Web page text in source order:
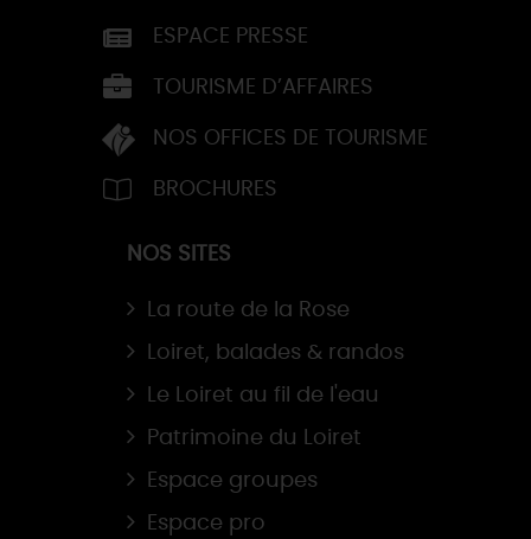
ESPACE PRESSE
TOURISME D’AFFAIRES
NOS OFFICES DE TOURISME
BROCHURES
NOS SITES
La route de la Rose
Loiret, balades & randos
Le Loiret au fil de l'eau
Patrimoine du Loiret
Espace groupes
Espace pro